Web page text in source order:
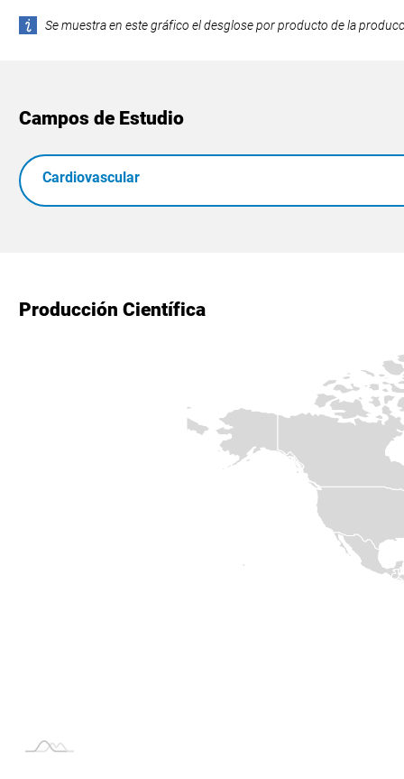
Se muestra en este gráfico el desglose por producto de la
Campos de Estudio
Cardiovascular
Producción Científica